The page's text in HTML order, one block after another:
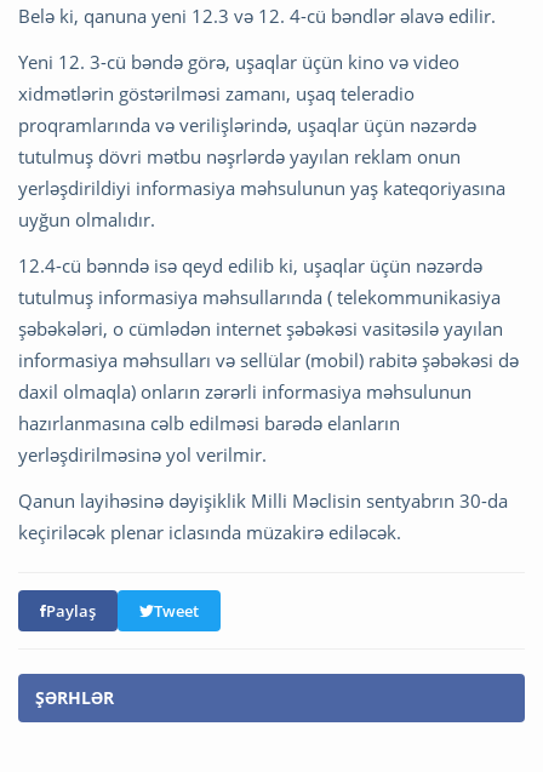
Belə ki, qanuna yeni 12.3 və 12. 4-cü bəndlər əlavə edilir.
Yeni 12. 3-cü bəndə görə, uşaqlar üçün kino və video
xidmətlərin göstərilməsi zamanı, uşaq teleradio
proqramlarında və verilişlərində, uşaqlar üçün nəzərdə
tutulmuş dövri mətbu nəşrlərdə yayılan reklam onun
yerləşdirildiyi informasiya məhsulunun yaş kateqoriyasına
uyğun olmalıdır.
12.4-cü bənndə isə qeyd edilib ki, uşaqlar üçün nəzərdə
tutulmuş informasiya məhsullarında ( telekommunikasiya
şəbəkələri, o cümlədən internet şəbəkəsi vasitəsilə yayılan
informasiya məhsulları və sellülar (mobil) rabitə şəbəkəsi də
daxil olmaqla) onların zərərli informasiya məhsulunun
hazırlanmasına cəlb edilməsi barədə elanların
yerləşdirilməsinə yol verilmir.
Qanun layihəsinə dəyişiklik Milli Məclisin sentyabrın 30-da
keçiriləcək plenar iclasında müzakirə ediləcək.
Paylaş Tweet
ŞƏRHLƏR